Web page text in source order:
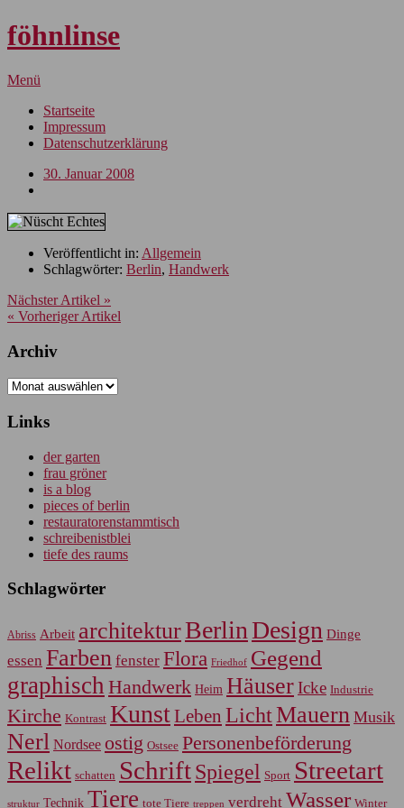
föhnlinse
Menü
Startseite
Impressum
Datenschutzerklärung
30. Januar 2008
Veröffentlicht in: Allgemein
Schlagwörter: Berlin, Handwerk
Nächster Artikel »
« Vorheriger Artikel
Archiv
Archiv
Links
der garten
frau gröner
is a blog
pieces of berlin
restauratorenstammtisch
schreibenistblei
tiefe des raums
Schlagwörter
Abriss Arbeit architekturBerlin Design Dinge
essen Farben fenster Flora Friedhof Gegend
graphisch Handwerk Heim HäuserIcke Industrie
Kirche Kontrast KunstLeben LichtMauern Musik
Nerl Nordsee ostig Ostsee Personenbeförderung
Relikt schatten SchriftSpiegel Sport Streetart
struktur Technik Tiere tote Tiere treppen verdreht Wasser Winter